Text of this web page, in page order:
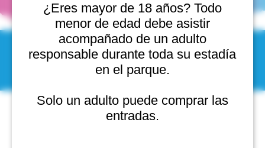
¿Eres mayor de 18 años? Todo
menor de edad debe asistir
acompañado de un adulto
responsable durante toda su estadía
en el parque.
Solo un adulto puede comprar las
entradas.